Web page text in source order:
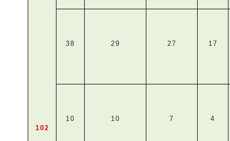
102
38 29 27 17
10 10 7 4